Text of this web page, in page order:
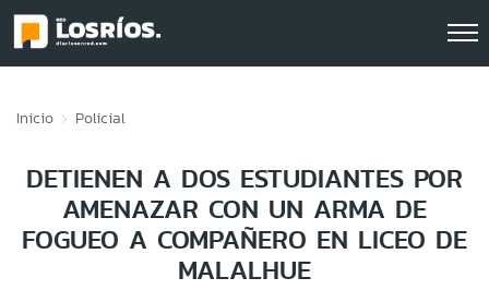
Inicio Policial
DETIENEN A DOS ESTUDIANTES POR
AMENAZAR CON UN ARMA DE
FOGUEO A COMPAÑERO EN LICEO DE
MALALHUE